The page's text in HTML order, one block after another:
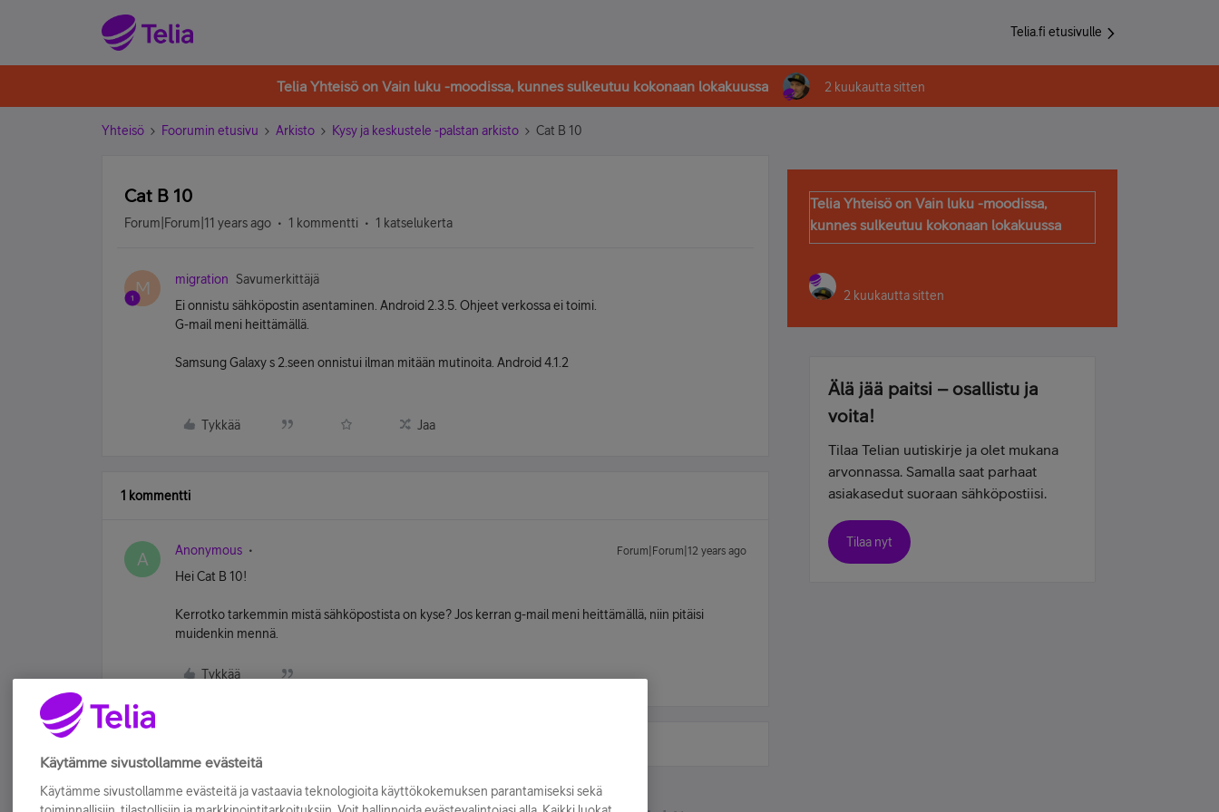
Telia.fi etusivulle
Telia Yhteisö on Vain luku -moodissa, kunnes sulkeutuu kokonaan lokakuussa 2 kuukautta sitten
Yhteisö Foorumin etusivu Arkisto Kysy ja keskustele -palstan arkisto Cat B 10
Cat B 10
Forum|Forum|11 years ago 1 kommentti 1 katselukerta
M migration
Savumerkittäjä
Ei onnistu sähköpostin asentaminen. Android 2.3.5. Ohjeet verkossa ei toimi.
G-mail meni heittämällä.
Samsung Galaxy s 2.seen onnistui ilman mitään mutinoita. Android 4.1.2
Tykkää Jaa
1 kommentti
A Anonymous Forum|Forum|12 years ago
Hei Cat B 10!
Kerrotko tarkemmin mistä sähköpostista on kyse? Jos kerran g-mail meni heittämällä, niin pitäisi
muidenkin mennä.
Tykkää
Telia Yhteisö on Vain luku -moodissa,
kunnes sulkeutuu kokonaan lokakuussa
2 kuukautta sitten
Älä jää paitsi – osallistu ja
voita!
Tilaa Telian uutiskirje ja olet mukana
arvonnassa. Samalla saat parhaat
asiakasedut suoraan sähköpostiisi.
Tilaa nyt
Käytämme sivustollamme evästeitä
Käytämme sivustollamme evästeitä ja vastaavia teknologioita käyttökokemuksen parantamiseksi sekä